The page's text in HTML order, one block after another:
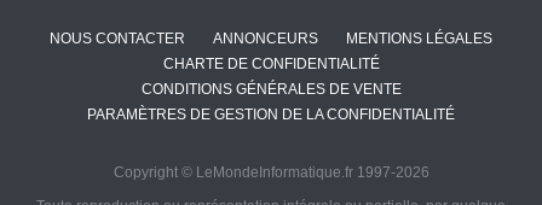
NOUS CONTACTER ANNONCEURS
MENTIONS LÉGALES
CHARTE DE CONFIDENTIALITÉ
CONDITIONS GÉNÉRALES DE VENTE
PARAMÈTRES DE GESTION DE LA CONFIDENTIALITÉ
Copyright © LeMondeInformatique.fr 1997-2026